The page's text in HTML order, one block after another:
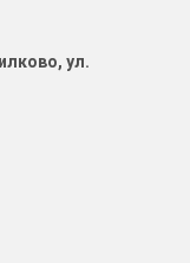
ул.